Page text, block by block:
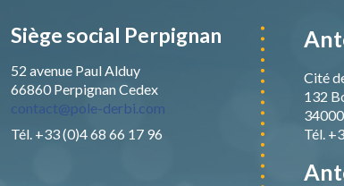
Siège social Perpignan
52 avenue Paul Alduy
66860 Perpignan Cedex
contact@pole-derbi.com
Tél. +33 (0)4 68 66 17 96
Cité
132
Tél.